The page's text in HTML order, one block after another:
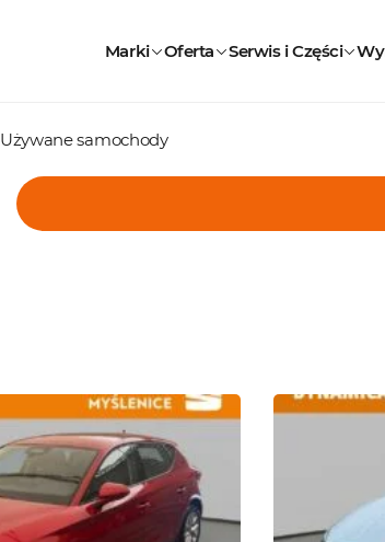
Marki Oferta Serwis i Części
Używane samochody